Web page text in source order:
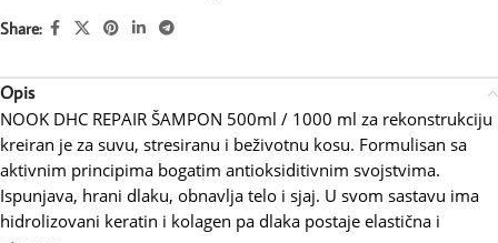
Share:
Opis
NOOK DHC REPAIR ŠAMPON 500ml / 1000 ml za rekonstrukciju
kreiran je za suvu, stresiranu i beživotnu kosu. Formulisan sa
aktivnim principima bogatim antioksiditivnim svojstvima.
Ispunjava, hrani dlaku, obnavlja telo i sjaj. U svom sastavu ima
hidrolizovani keratin i kolagen pa dlaka postaje elastična i